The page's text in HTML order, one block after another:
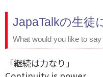
JapaTalkの生徒
What would you like to
「継続は力なり」